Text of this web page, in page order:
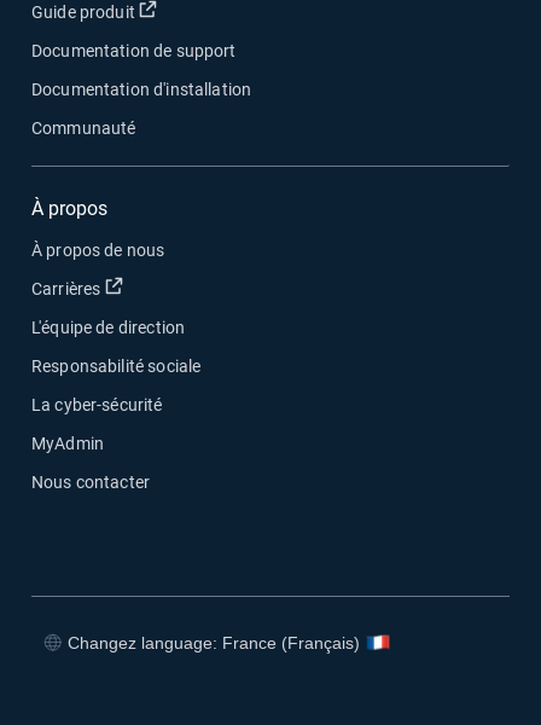
Guide produit Ouvrir dans une nouvelle fenêtre
Documentation de support
Documentation d'installation
Communauté
À propos
À propos de nous
Carrières
Ouvrir dans une nouvelle fenêtre
L'équipe de direction
Responsabilité sociale
La cyber-sécurité
MyAdmin
Nous contacter
Changez language: France (Français)